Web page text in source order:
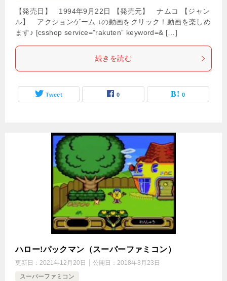
【発売日】 1994年9月22日 【発売元】 ナムコ 【ジャン
ル】 アクションゲーム ↓の動画をクリック！動画を楽しめ
ます♪ [csshop service=”rakuten” keyword=& […]
続きを読む
Tweet 0 0
ハロー!パックマン（スーパーファミコン）
更新日： 2021年12月20日 公開日： 2018年3月23日
スーパーファミコン